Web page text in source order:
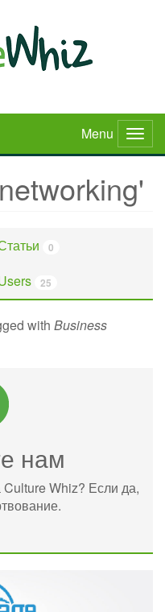
Menu
0
25
with Business
нам
Whiz? Если да,